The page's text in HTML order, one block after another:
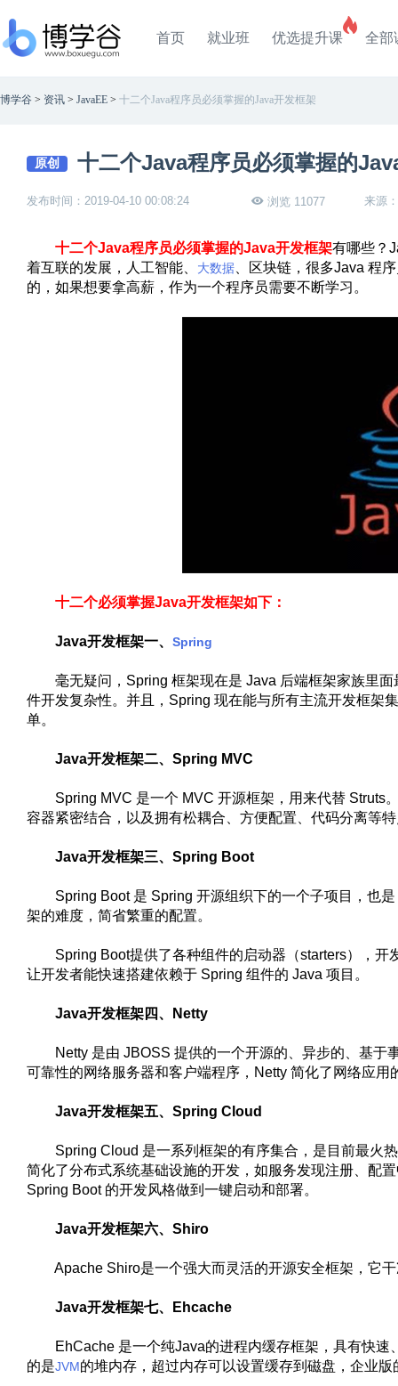
首页 就业班 优选提升课 全部
博学谷 > 资讯 > JavaEE > 十二个Java程序员必须掌握的Java开发框架
原创 十二个Java程序员必须掌握的
发布时间：2019-04-10 00:08:24 浏览 11077 来源
十二个Java程序员必须掌握的Java开发框架有哪些？
着互联的发展，人工智能、 大数据 、区块链，很多Java 程
的，如果想要拿高薪，作为一个程序员需要不断学习。
十二个必须掌握Java开发框架如下：
Java开发框架一、 Spring
毫无疑问，Spring 框架现在是 Java 后端框架家族里面
件开发复杂性。并且，Spring 现在能与所有主流开发框架
单。
Java开发框架二、Spring MVC
Spring MVC 是一个 MVC 开源框架，用来代替 Struts
容器紧密结合，以及拥有松耦合、方便配置、代码分离等
Java开发框架三、Spring Boot
Spring Boot 是 Spring 开源组织下的一个子项目，也是
架的难度，简省繁重的配置。
Spring Boot提供了各种组件的启动器（starters），开
让开发者能快速搭建依赖于 Spring 组件的 Java 项目。
Java开发框架四、Netty
Netty 是由 JBOSS 提供的一个开源的、异步的、基于
可靠性的网络服务器和客户端程序，Netty 简化了网络应
Java开发框架五、Spring Cloud
Spring Cloud 是一系列框架的有序集合，是目前最火热
简化了分布式系统基础设施的开发，如服务发现注册、配
Spring Boot 的开发风格做到一键启动和部署。
Java开发框架六、Shiro
Apache Shiro是一个强大而灵活的开源安全框架，它干
Java开发框架七、Ehcache
EhCache 是一个纯Java的进程内缓存框架，具有快速
的是JVM的堆内存，超过内存可以设置缓存到磁盘，企业